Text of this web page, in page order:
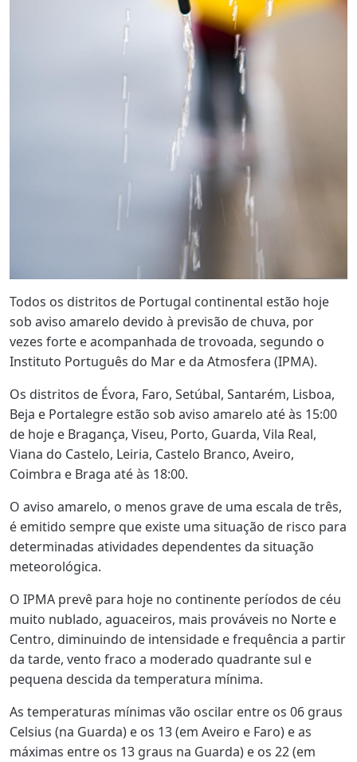
Todos os distritos de Portugal continental estão hoje
sob aviso amarelo devido à previsão de chuva, por
vezes forte e acompanhada de trovoada, segundo o
Instituto Português do Mar e da Atmosfera (IPMA).
Os distritos de Évora, Faro, Setúbal, Santarém, Lisboa,
Beja e Portalegre estão sob aviso amarelo até às 15:00
de hoje e Bragança, Viseu, Porto, Guarda, Vila Real,
Viana do Castelo, Leiria, Castelo Branco, Aveiro,
Coimbra e Braga até às 18:00.
O aviso amarelo, o menos grave de uma escala de três,
é emitido sempre que existe uma situação de risco para
determinadas atividades dependentes da situação
meteorológica.
O IPMA prevê para hoje no continente períodos de céu
muito nublado, aguaceiros, mais prováveis no Norte e
Centro, diminuindo de intensidade e frequência a partir
da tarde, vento fraco a moderado quadrante sul e
pequena descida da temperatura mínima.
As temperaturas mínimas vão oscilar entre os 06 graus
Celsius (na Guarda) e os 13 (em Aveiro e Faro) e as
máximas entre os 13 graus na Guarda) e os 22 (em